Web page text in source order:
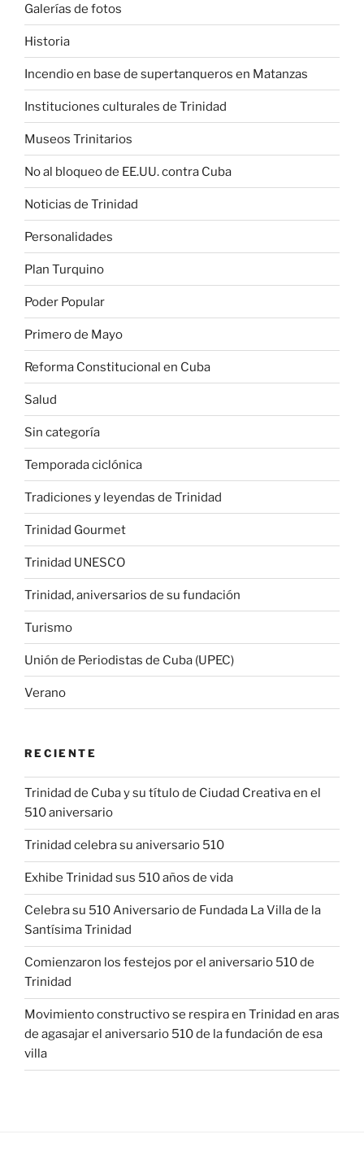
Galerías de fotos
Historia
Incendio en base de supertanqueros en Matanzas
Instituciones culturales de Trinidad
Museos Trinitarios
No al bloqueo de EE.UU. contra Cuba
Noticias de Trinidad
Personalidades
Plan Turquino
Poder Popular
Primero de Mayo
Reforma Constitucional en Cuba
Salud
Sin categoría
Temporada ciclónica
Tradiciones y leyendas de Trinidad
Trinidad Gourmet
Trinidad UNESCO
Trinidad, aniversarios de su fundación
Turismo
Unión de Periodistas de Cuba (UPEC)
Verano
RECIENTE
Trinidad de Cuba y su título de Ciudad Creativa en el
510 aniversario
Trinidad celebra su aniversario 510
Exhibe Trinidad sus 510 años de vida
Celebra su 510 Aniversario de Fundada La Villa de la
Santísima Trinidad
Comienzaron los festejos por el aniversario 510 de
Trinidad
Movimiento constructivo se respira en Trinidad en aras
de agasajar el aniversario 510 de la fundación de esa
villa